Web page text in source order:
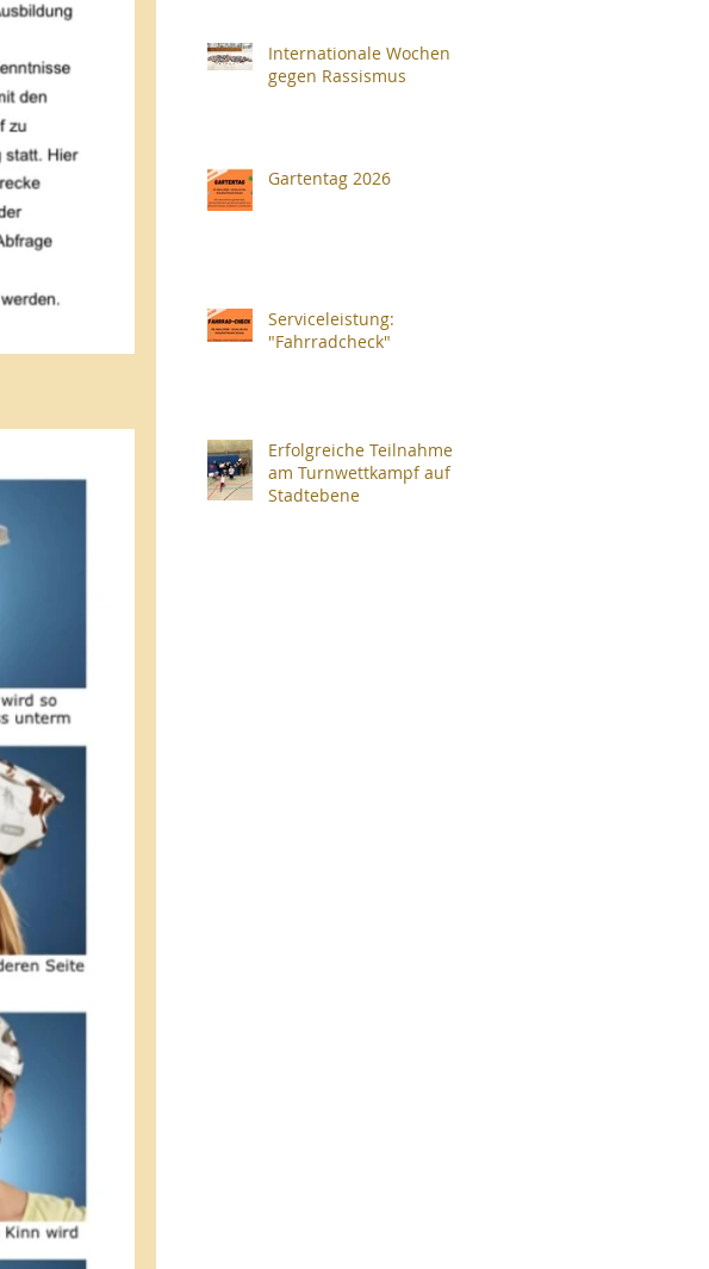
Internationale Wochen
gegen Rassismus
Gartentag 2026
Serviceleistung:
"Fahrradcheck"
Erfolgreiche Teilnahme
am Turnwettkampf auf
Stadtebene